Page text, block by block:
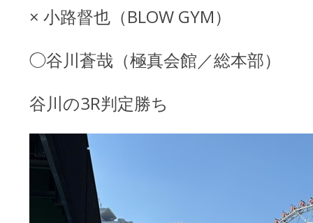
× 小路督也（BLOW GYM）
◯谷川蒼哉（極真会館／総本部）
谷川の3R判定勝ち